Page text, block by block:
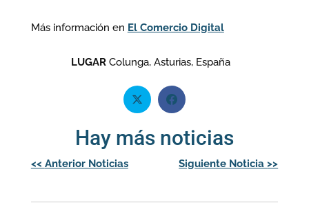
Más información en El Comercio Digital
LUGAR Colunga, Asturias, España
Hay más noticias
Navegación
de
<< Anterior Noticias Siguiente Noticia >>